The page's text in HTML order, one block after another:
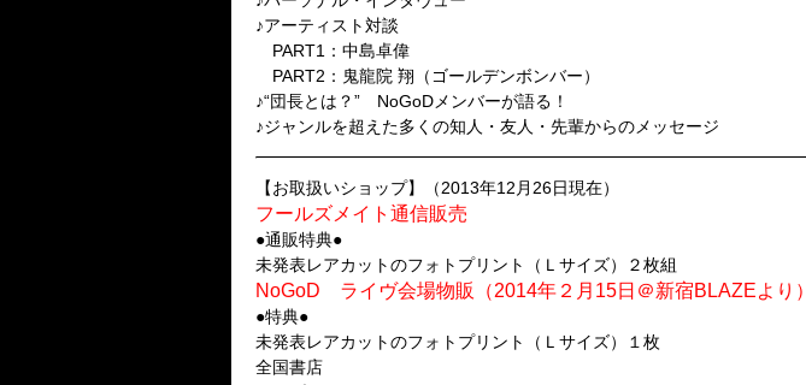
♪アーティスト対談
PART1：中島卓偉
PART2：鬼龍院 翔（ゴールデンボンバー）
♪“団長とは？” NoGoDメンバーが語る！
♪ジャンルを超えた多くの知人・友人・先輩からのメッセージ
【お取扱いショップ】（2013年12月26日現在）
フールズメイト通信販売
●通販特典●
未発表レアカットのフォトプリント（Ｌサイズ）２枚組
NoGoD ライヴ会場物販（2014年２月15日＠新宿BLAZEより）
●特典●
未発表レアカットのフォトプリント（Ｌサイズ）１枚
全国書店